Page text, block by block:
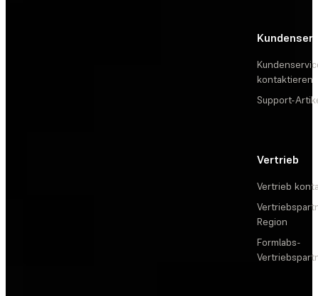
kontaktieren
Support-
Vertrieb
Vertrieb
Region
Formlabs-